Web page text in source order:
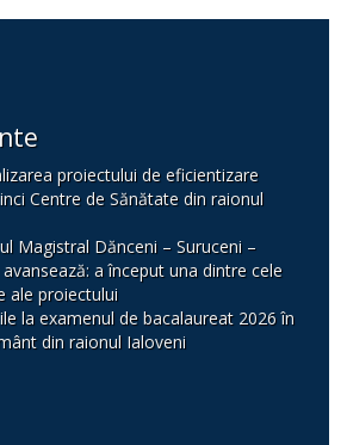
proiectului de eficientizare
Centre de Sănătate din raionul
Magistral Dănceni – Suruceni –
a început una dintre cele
ale proiectului
la examenul de bacalaureat 2026 în
din raionul Ialoveni